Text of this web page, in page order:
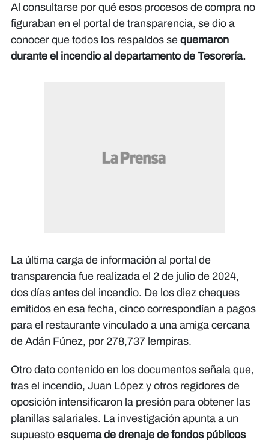
Al consultarse por qué esos procesos de compra no
figuraban en el portal de transparencia, se dio a
conocer que todos los respaldos se quemaron
durante el incendio al departamento de Tesorería.
La última carga de información al portal de
transparencia fue realizada el 2 de julio de 2024,
dos días antes del incendio. De los diez cheques
emitidos en esa fecha, cinco correspondían a pagos
para el restaurante vinculado a una amiga cercana
de Adán Fúnez, por 278,737 lempiras.
Otro dato contenido en los documentos señala que,
tras el incendio, Juan López y otros regidores de
oposición intensificaron la presión para obtener las
planillas salariales. La investigación apunta a un
supuesto esquema de drenaje de fondos públicos